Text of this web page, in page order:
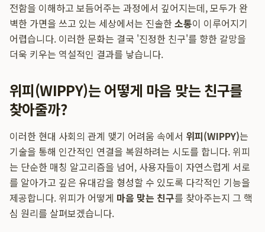
전함을 이해하고 보듬어주는 과정에서 깊어지는데, 모두가 완
벽한 가면을 쓰고 있는 세상에서는 진솔한소통이 이루어지기
어렵습니다. 이러한 문화는 결국 '진정한 친구'를 향한 갈망을
더욱 키우는 역설적인 결과를 낳습니다.
위피(WIPPY)는 어떻게 마음 맞는 친구를
찾아줄까?
이러한 현대 사회의 관계 맺기 어려움 속에서 위피(WIPPY)는
기술을 통해 인간적인 연결을 복원하려는 시도를 합니다. 위피
는 단순한 매칭 알고리즘을 넘어, 사용자들이 자연스럽게 서로
를 알아가고 깊은 유대감을 형성할 수 있도록 다각적인 기능을
제공합니다. 위피가 어떻게 마음 맞는 친구를 찾아주는지 그 핵
심 원리를 살펴보겠습니다.